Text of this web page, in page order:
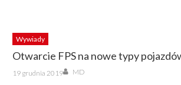
Wywiady
Otwarcie FPS na nowe typy
Posted
on
19 grudnia 2019 Author
MD